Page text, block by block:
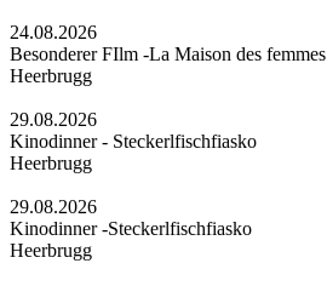
24.08.2026
Besonderer FIlm -La Maison des femmes
Heerbrugg
29.08.2026
Kinodinner - Steckerlfischfiasko
Heerbrugg
29.08.2026
Kinodinner -Steckerlfischfiasko
Heerbrugg